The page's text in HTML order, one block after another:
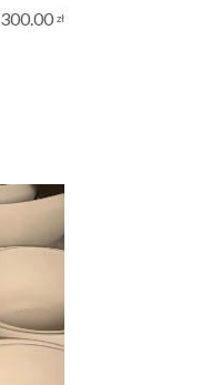
300.00 zł